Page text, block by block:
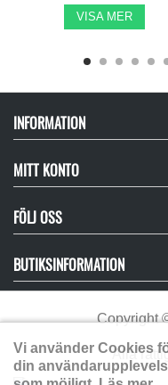
VISA MER
INFORMATION
MITT KONTO
FÖLJ OSS
BUTIKSINFORMATION
Copyright
Alla
Vi använder Cookies
din